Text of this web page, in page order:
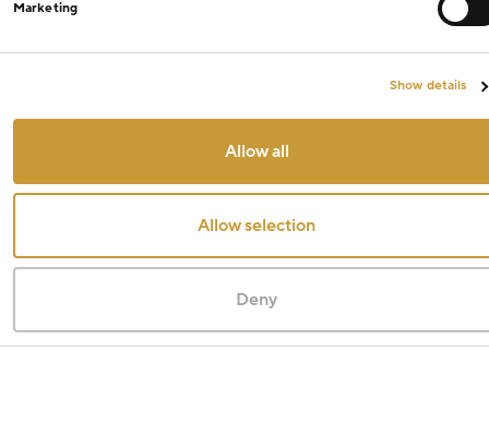
Marketing
Show details
Allow all
Allow selection
Deny